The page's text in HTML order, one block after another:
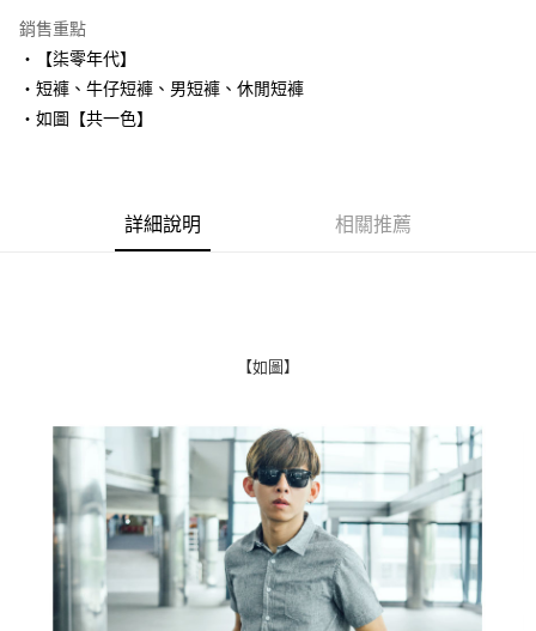
街口支付
悠遊付
Google Pay
AFTEE先享後付是「在收到商品之後才付款」的支付方式。 讓您購物簡單
１．於結帳方式選擇「AFTEE先享後付」後，將跳轉至「AFTEE先享後付」
２．訂單成立數日內，您將收到繳費通知簡訊。
３．收到繳費通知簡訊後14天內，點擊此簡訊中的連結，可透過四大超商／
ATM／網路銀行／等多元方式進行付款，方視為交易完成。
※ 請注意：結帳手續完成當下不需立刻繳費，但若您需要取消訂單，請聯絡
購買商品的店家。未經商家同意取消之訂單仍視為有效，需透過AFTEE先享
後付繳納相關費用。
※ 交易是否成功請以「AFTEE先享後付 」之結帳頁面顯示為準，若有關於
是否繳費成功／繳費後需取消欲退款等相關疑問，請聯繫「AFTEE先享後付
客戶支援中心」https://netprotections.freshdesk.com/support/home
每筆NT$80，滿NT$1,800(含以上)免運費
每筆NT$80，滿NT$1,800(含以上)免運費
7-11付款取貨
每筆NT$80，滿NT$1,800(含以上)免運費
先付款後7-11取貨
每筆NT$80，滿NT$1,800(含以上)免運費
銷售重點
‧【柒零年代】
‧短褲、牛仔短褲、男短褲、休閒短褲
‧如圖【共一色】
詳細說明 相關推薦
【如圖】